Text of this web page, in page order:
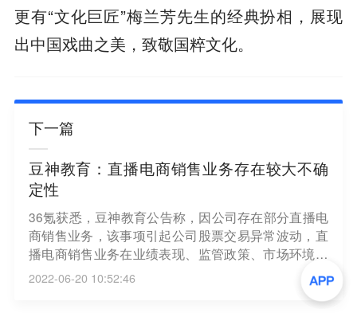
更有“文化巨匠”梅兰芳先生的经典扮相，展现
出中国戏曲之美，致敬国粹文化。
下一篇
豆神教育：直播电商销售业务存在较大不确
定性
36氪获悉，豆神教育公告称，因公司存在部分直播电
商销售业务，该事项引起公司股票交易异常波动，直
播电商销售业务在业绩表现、监管政策、市场环境等
方面存在较大不确定性，回复关注函时未能完全揭示
2022-06-20 10:52:46